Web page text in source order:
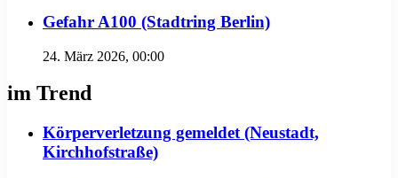
Gefahr A100 (Stadtring Berlin)
24. März 2026, 00:00
im Trend
Körperverletzung gemeldet (Neustadt,
Kirchhofstraße)